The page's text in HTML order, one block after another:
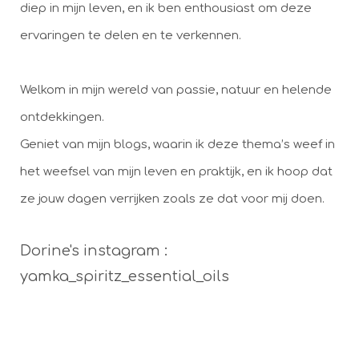
diep in mijn leven, en ik ben enthousiast om deze
ervaringen te delen en te verkennen.
Welkom in mijn wereld van passie, natuur en helende
ontdekkingen.
Geniet van mijn blogs, waarin ik deze thema’s weef in
het weefsel van mijn leven en praktijk, en ik hoop dat
ze jouw dagen verrijken zoals ze dat voor mij doen.
Dorine's instagram :
yamka_spiritz_essential_oils